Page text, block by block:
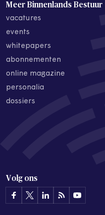
Meer Binnenlands Bestuur
vacatures
events
whitepapers
abonnementen
online magazine
personalia
dossiers
Volg ons